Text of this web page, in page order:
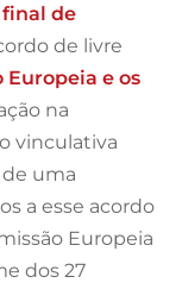
de
de livre
Europeia e os
na
vinculativa
uma
a esse acordo
Europeia
dos 27